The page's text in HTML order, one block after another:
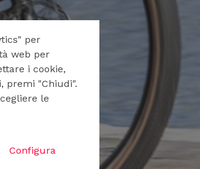
per
web per
i cookie,
premi "Chiudi".
le
Configura